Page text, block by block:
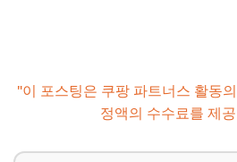
"이 포스팅은 쿠팡 파트너스 활동
정액의 수수료를 제